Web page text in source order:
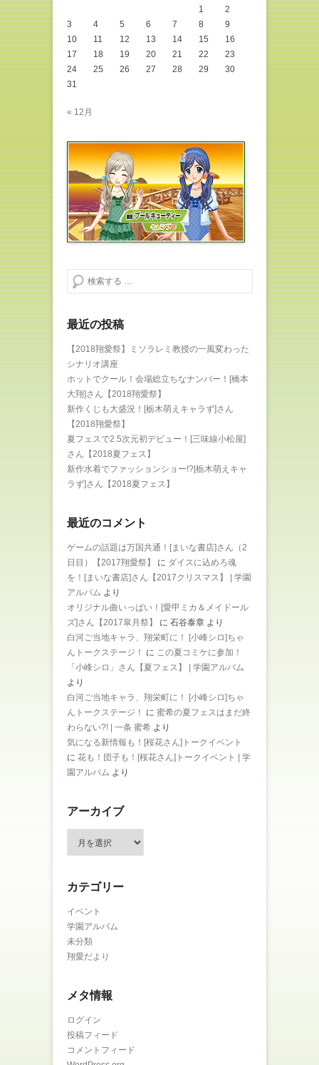
1
2
3
4 5 6 7 8
9
10
11 12 13 14 15
16
17
18 19 20 21 22
23
24
25 26 27 28 29
30
31
« 12月
検索する
最近の投稿
【2018翔愛祭】ミソラレミ教授の一風変わった
シナリオ講座
ホットでクール！会場総立ちなナンバー！[橋本
大翔]さん【2018翔愛祭】
新作くじも大盛況！[栃木萌えキャラず]さん
【2018翔愛祭】
夏フェスで2.5次元初デビュー！[三味線小松屋]
さん【2018夏フェス】
新作水着でファッションショー!?[栃木萌えキャ
ラず]さん【2018夏フェス】
最近のコメント
ゲームの話題は万国共通！[まいな書店]さん（2
日目）【2017翔愛祭】
に ダイスに込めろ魂
を！[まいな書店]さん【2017クリスマス】 | 学園
アルバム より
オリジナル曲いっぱい！[愛甲ミカ＆メイドール
ズ]さん【2017皐月祭】
に 石谷泰章 より
白河ご当地キャラ、翔栄町に！ [小峰シロ]ちゃ
んトークステージ！
に この夏コミケに参加！
「小峰シロ」さん【夏フェス】 | 学園アルバム
より
白河ご当地キャラ、翔栄町に！ [小峰シロ]ちゃ
んトークステージ！
に 蜜希の夏フェスはまだ終
わらない?! | 一条 蜜希 より
気になる新情報も！[桜花さん]トークイベント
に 花も！団子も！[桜花さん]トークイベント | 学
園アルバム より
アーカイブ
イ
ブ
カテゴリー
イベント
学園アルバム
未分類
翔愛だより
メタ情報
ログイン
投稿フィード
コメントフィード